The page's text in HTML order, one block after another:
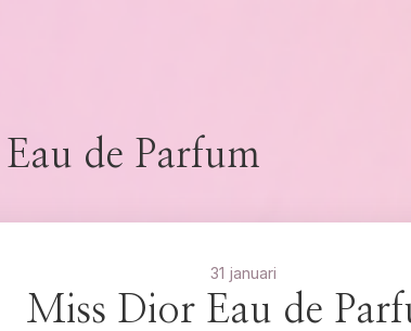
de Parfum
31 januari
Miss Dior Eau de